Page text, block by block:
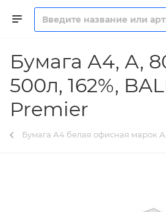
Бумага А4, А,
500л, 162%,
Premier
Бумага А4 белая офисная марок